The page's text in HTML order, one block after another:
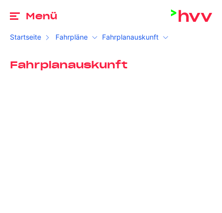
Menü
Startseite Fahrpläne Fahrplanauskunft
Fahrplanauskunft